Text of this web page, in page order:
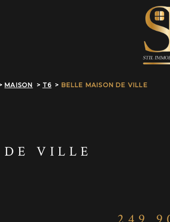
MAISON T6 BELLE MAISON DE VILLE
VILLE